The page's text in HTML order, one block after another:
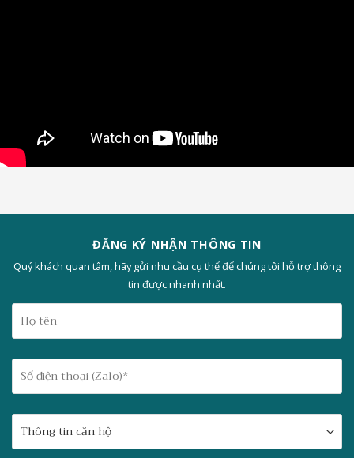
ĐĂNG KÝ NHẬN THÔNG TIN
Quý khách quan tâm, hãy gửi nhu cầu cụ thể để chúng tôi hỗ trợ thông
tin được nhanh nhất.